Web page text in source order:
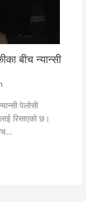
बीच न्यान्सी
पेलोसी
रिसाएको छ।